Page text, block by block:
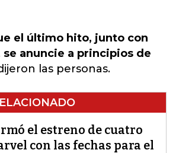
el último hito, junto con
anuncie a principios de
las personas.
el estreno de cuatro
con las fechas para el